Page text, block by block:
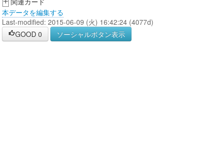
本データを編集する
Last-modified: 2015-06-09 (火) 16:42:24 (4077d)
GOOD 0 ソーシャルボタン表示